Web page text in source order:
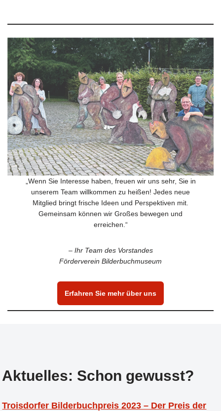
„Wenn Sie Interesse haben, freuen wir uns sehr, Sie in
unserem Team willkommen zu heißen! Jedes neue
Mitglied bringt frische Ideen und Perspektiven mit.
Gemeinsam können wir Großes bewegen und
erreichen.“
– Ihr Team des Vorstandes
Förderverein Bilderbuchmuseum
Erfahren Sie mehr über uns
Aktuelles: Schon gewusst?
Troisdorfer Bilderbuchpreis 2023 – Der Preis der